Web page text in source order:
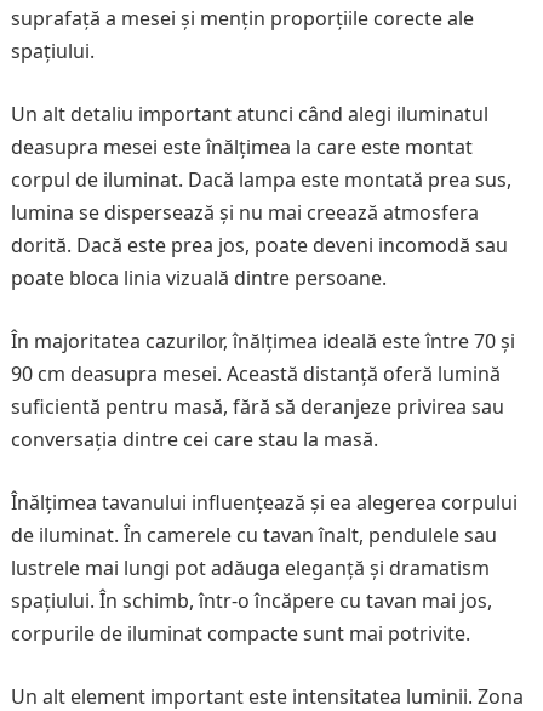
suprafață a mesei și mențin proporțiile corecte ale
spațiului.
Un alt detaliu important atunci când alegi iluminatul
deasupra mesei este înălțimea la care este montat
corpul de iluminat. Dacă lampa este montată prea sus,
lumina se dispersează și nu mai creează atmosfera
dorită. Dacă este prea jos, poate deveni incomodă sau
poate bloca linia vizuală dintre persoane.
În majoritatea cazurilor, înălțimea ideală este între 70 și
90 cm deasupra mesei. Această distanță oferă lumină
suficientă pentru masă, fără să deranjeze privirea sau
conversația dintre cei care stau la masă.
Înălțimea tavanului influențează și ea alegerea corpului
de iluminat. În camerele cu tavan înalt, pendulele sau
lustrele mai lungi pot adăuga eleganță și dramatism
spațiului. În schimb, într-o încăpere cu tavan mai jos,
corpurile de iluminat compacte sunt mai potrivite.
Un alt element important este intensitatea luminii. Zona